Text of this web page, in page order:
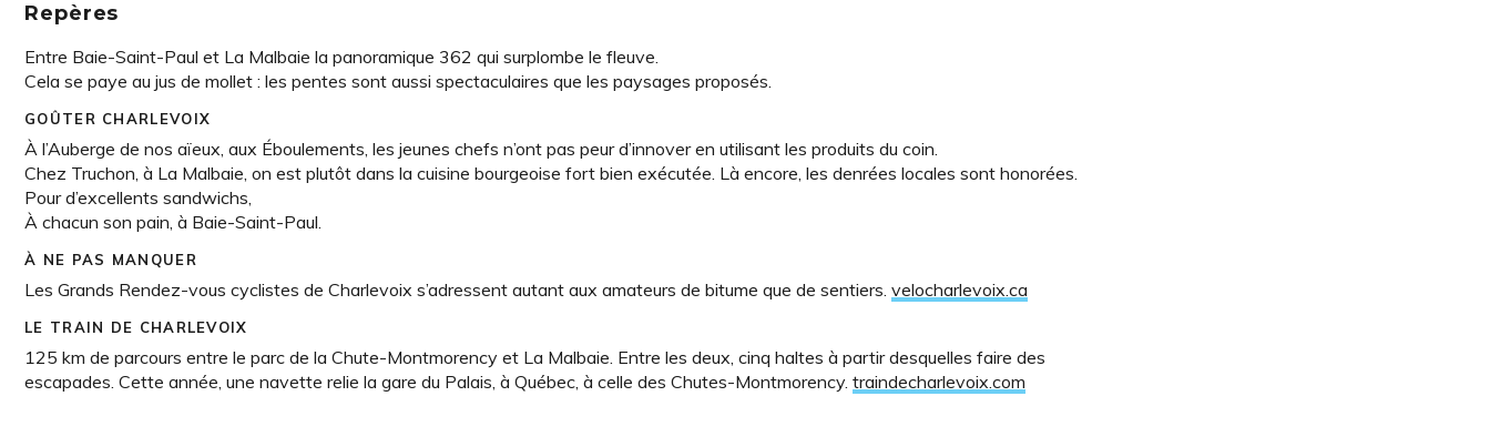
Repères
Entre Baie-Saint-Paul et La Malbaie la panoramique 362 qui surplombe le fleuve.
Cela se paye au jus de mollet : les pentes sont aussi spectaculaires que les paysages proposés.
GOÛTER CHARLEVOIX
À l’Auberge de nos aïeux, aux Éboulements, les jeunes chefs n’ont pas peur d’innover en utilisant les produits du coin.
Chez Truchon, à La Malbaie, on est plutôt dans la cuisine bourgeoise fort bien exécutée. Là encore, les denrées locales sont honorées.
Pour d’excellents sandwichs,
À chacun son pain, à Baie-Saint-Paul.
À NE PAS MANQUER
Les Grands Rendez-vous cyclistes de Charlevoix s’adressent autant aux amateurs de bitume que de sentiers. velocharlevoix.ca
LE TRAIN DE CHARLEVOIX
125 km de parcours entre le parc de la Chute-Montmorency et La Malbaie. Entre les deux, cinq haltes à partir desquelles faire des
escapades. Cette année, une navette relie la gare du Palais, à Québec, à celle des Chutes-Montmorency. traindecharlevoix.com